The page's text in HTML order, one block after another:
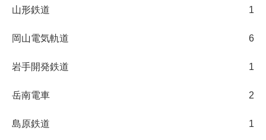
山形鉄道 1
岡山電気軌道 6
岩手開発鉄道 1
岳南電車 2
島原鉄道 1